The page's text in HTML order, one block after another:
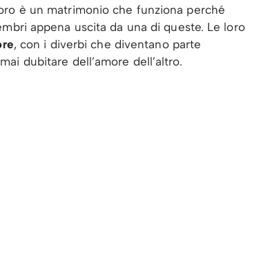
è un matrimonio che funziona perché
appena uscita da una di queste. Le loro
, con i diverbi che diventano parte
dubitare dell’amore dell’altro.